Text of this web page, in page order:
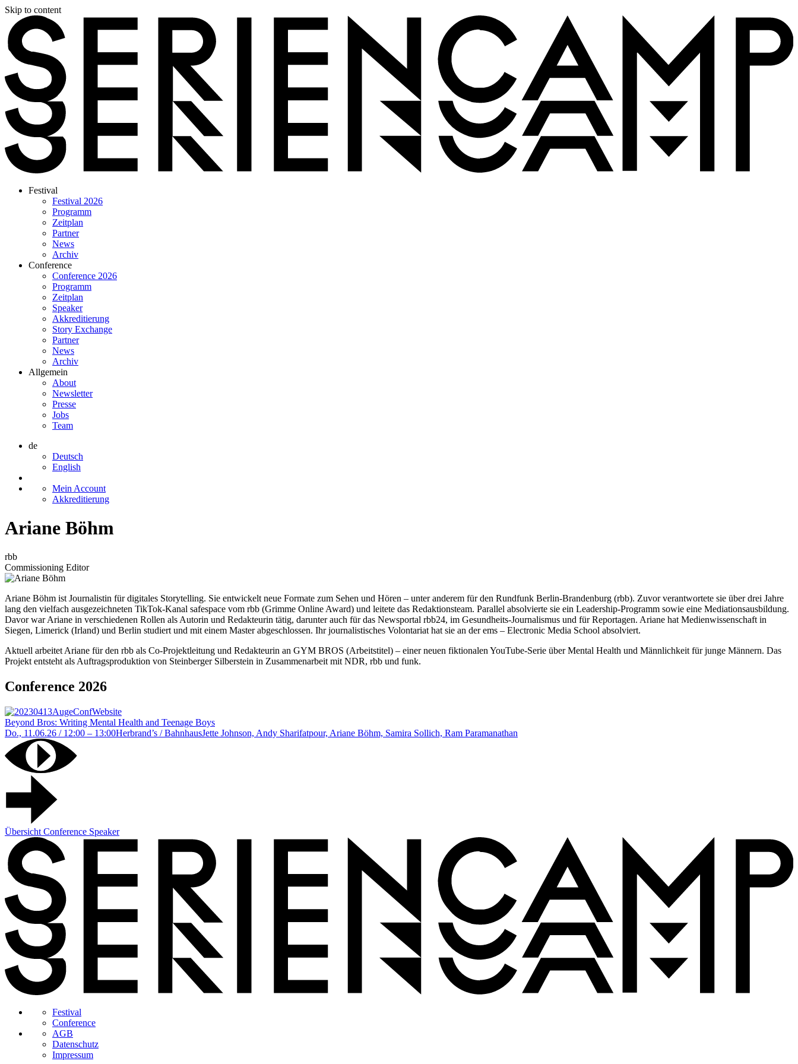
Skip to content
Festival
Festival 2026
Programm
Zeitplan
Partner
News
Archiv
Conference
Conference 2026
Programm
Zeitplan
Speaker
Akkreditierung
Story Exchange
Partner
News
Archiv
Allgemein
About
Newsletter
Presse
Jobs
Team
de
Deutsch
English
Mein Account
Akkreditierung
Ariane Böhm
rbb
Commissioning Editor
Ariane Böhm ist Journalistin für digitales Storytelling. Sie entwickelt neue Formate zum Sehen und Hören – unter anderem für den Rundfunk Berlin-Brandenburg (rbb). Zuvor verantwortete sie über drei Jahre
lang den vielfach ausgezeichneten TikTok-Kanal safespace vom rbb (Grimme Online Award) und leitete das Redaktionsteam. Parallel absolvierte sie ein Leadership-Programm sowie eine Mediationsausbildung.
Davor war Ariane in verschiedenen Rollen als Autorin und Redakteurin tätig, darunter auch für das Newsportal rbb24, im Gesundheits-Journalismus und für Reportagen. Ariane hat Medienwissenschaft in
Siegen, Limerick (Irland) und Berlin studiert und mit einem Master abgeschlossen. Ihr journalistisches Volontariat hat sie an der ems – Electronic Media School absolviert.
Aktuell arbeitet Ariane für den rbb als Co-Projektleitung und Redakteurin an GYM BROS (Arbeitstitel) – einer neuen fiktionalen YouTube-Serie über Mental Health und Männlichkeit für junge Männern. Das
Projekt entsteht als Auftragsproduktion von Steinberger Silberstein in Zusammenarbeit mit NDR, rbb und funk.
Conference 2026
Beyond Bros: Writing Mental Health and Teenage Boys
Do., 11.06.26 / 12:00 – 13:00Herbrand’s / BahnhausJette Johnson, Andy Sharifatpour, Ariane Böhm, Samira Sollich, Ram Paramanathan
Übersicht Conference Speaker
Festival
Conference
AGB
Datenschutz
Impressum